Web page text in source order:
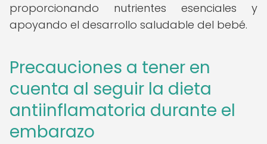
proporcionando nutrientes esenciales y
apoyando el desarrollo saludable del bebé.
Precauciones a tener en
cuenta al seguir la dieta
antiinflamatoria durante el
embarazo